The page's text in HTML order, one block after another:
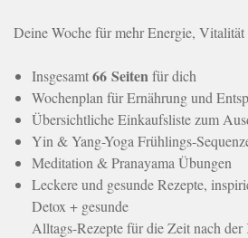
Deine Woche für mehr Energie,
Insgesamt66 Seitenfür dich
Wochenplan für Ernährung und
Übersichtliche Einkaufsliste zum
Yin & Yang-Yoga Frühlings-
Meditation & Pranayama Übungen
Leckere und gesunde Rezepte,
Detox + gesunde
Alltags-Rezepte für die Zeit nach